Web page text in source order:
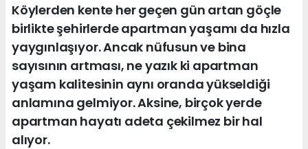
Köylerden kente her geçen gün artan göçle
birlikte şehirlerde apartman yaşamı da hızla
yaygınlaşıyor. Ancak nüfusun ve bina
sayısının artması, ne yazık ki apartman
yaşam kalitesinin aynı oranda yükseldiği
anlamına gelmiyor. Aksine, birçok yerde
apartman hayatı adeta çekilmez bir hal
alıyor.